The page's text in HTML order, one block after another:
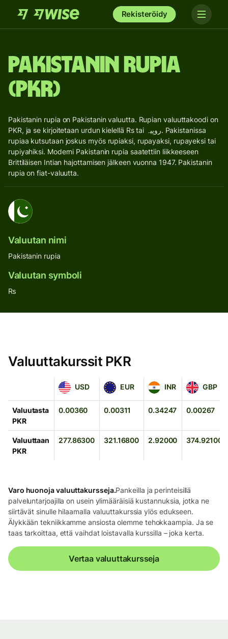
Rekisteröidy
Pakistanin rupia
(PKR)
Pakistanin rupia on Pakistanin valuutta. Rupian valuuttakoodi on
PKR, ja se kirjoitetaan urdun kielellä Rs tai روپیہ. Pakistanissa
rupiaa kutsutaan joskus myös rupiaksi, rupayaksi, rupayeksi tai
rupiyahiksi. Moderni Pakistanin rupia saatettiin liikkeeseen
Brittiläisen Intian hajottamisen jälkeen vuonna 1947. Pakistanin
rupia on fiat-valuutta.
Valuutan nimi
Pakistanin rupia
Valuutan symboli
₨
Valuuttakurssit PKR
USD
USD EUR
EUR INR
INR GBP
GBP
Valuutasta
PKR
0.00360 0.00311 0.34247 0.00267
Valuuttaan
PKR
277.86300 321.16800 2.92000 374.92100
Varo huonoja valuuttakursseja.Pankeilla ja perinteisillä
palveluntarjoajilla on usein ylimääräisiä kustannuksia, jotka ne
siirtävät sinulle hilaamalla valuuttakurssia ylös edukseen.
Älykkään tekniikkamme ansiosta olemme tehokkaampia. Ja se
taas tarkoittaa, että vaihdat loistavalla kurssilla – joka kerta.
Vertaa valuuttakursseja